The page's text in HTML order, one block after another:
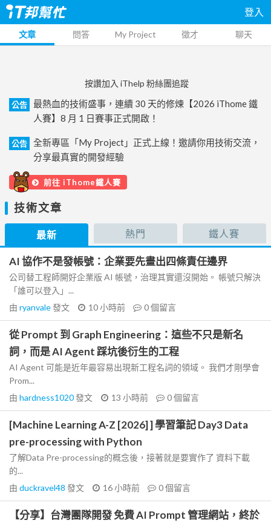
登入
文章 問答 My Project 徵才 聊天
按讚加入 iThelp 粉絲團追蹤
公告
最熱血的技術盛事，連續 30 天的修煉【2026 iThome 鐵
人賽】8 月 1 日賽事正式開啟！
公告
全新專區「My Project」正式上線！邀請你用技術交流，
分享最真實的開發經驗
前往 iThome鐵人賽
技術文章
最新 熱門 鐵人賽
AI 協作不是發帳號：企業要先畫出四條責任邊界
公司替工程師開好企業版 AI 帳號，治理其實還沒開始。 帳號只解決
「誰可以登入」...
由 ryanvale發文 10 小時前 0個留言
從 Prompt 到 Graph Engineering：這些不只是新名
詞，而是 AI Agent 踩坑後衍生的工程
AI Agent 可能是近年最容易出現新工程名詞的領域。 我們才剛學會
Prom...
由 hardness1020發文 13 小時前 0個留言
[Machine Learning A-Z [2026] ] 學習筆記 Day3 Data
pre-processing with Python
了解Data Pre-processing的概念後，接著就是要實作了 資料下載
的...
由 duckravel48 發文 16 小時前 0個留言
【分享】台灣團隊開發 免費 AI Prompt 管理網站，終於